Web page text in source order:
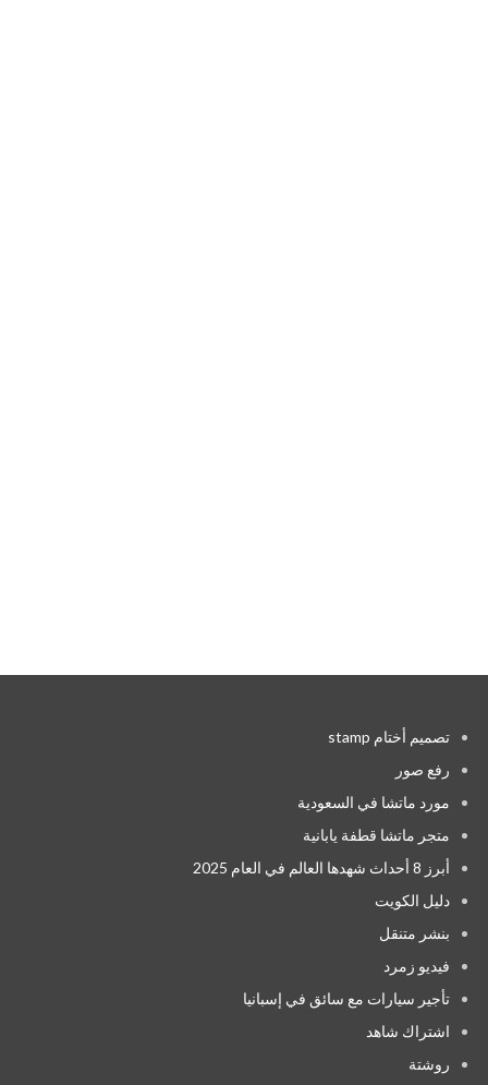
تصميم أختام stamp
رفع صور
مورد ماتشا في السعودية
متجر ماتشا قطفة يابانية
أبرز 8 أحداث شهدها العالم في العام 2025
دليل الكويت
بنشر متنقل
فيديو زمرد
تأجير سيارات مع سائق في إسبانيا
اشتراك شاهد
روشتة